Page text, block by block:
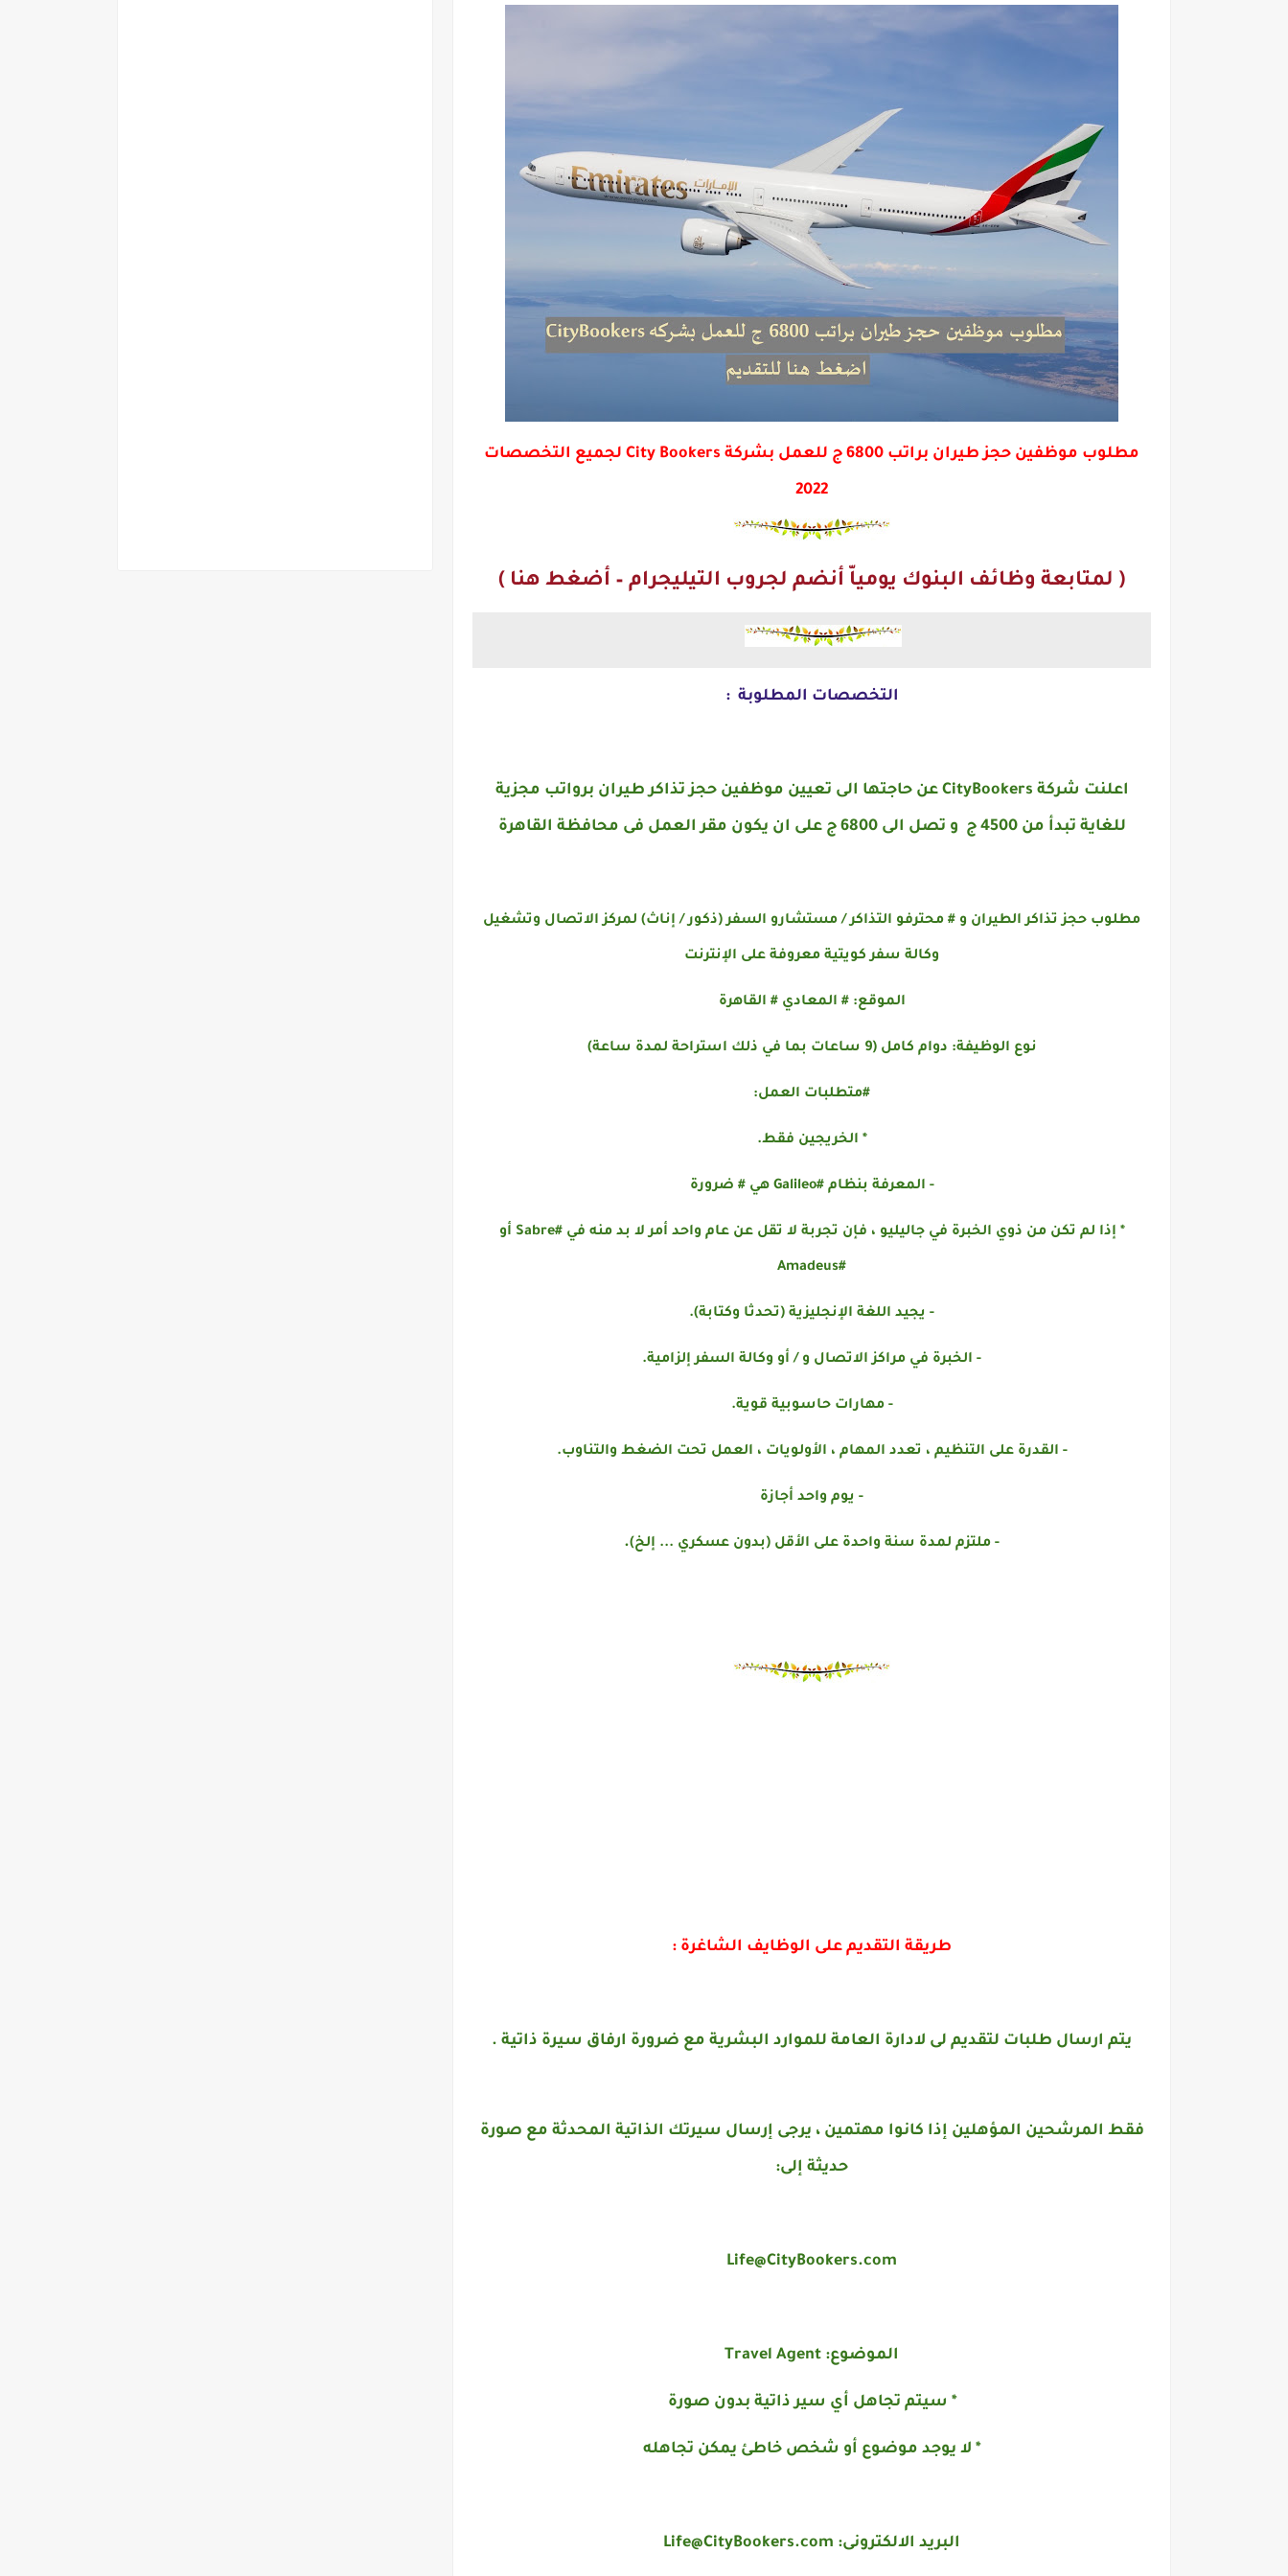
مطلوب موظفين حجز طيران براتب 6800 ج للعمل بشركة City Bookers لجميع التخصصات
2022
( لمتابعة وظائف البنوك يومياّ أنضم لجروب التيليجرام – أضغط هنا )
التخصصات المطلوبة :
اعلنت شركة CityBookers عن حاجتها الى تعيين موظفين حجز تذاكر طيران برواتب مجزية
للغاية تبدأ من 4500 ج و تصل الى 6800 ج على ان يكون مقر العمل فى محافظة القاهرة
مطلوب حجز تذاكر الطيران و # محترفو التذاكر / مستشارو السفر (ذكور / إناث) لمركز الاتصال وتشغيل
وكالة سفر كويتية معروفة على الإنترنت
الموقع: # المعادي # القاهرة
نوع الوظيفة: دوام كامل (9 ساعات بما في ذلك استراحة لمدة ساعة)
#متطلبات العمل:
* الخريجين فقط.
- المعرفة بنظام #Galileo هي # ضرورة
* إذا لم تكن من ذوي الخبرة في جاليليو ، فإن تجربة لا تقل عن عام واحد أمر لا بد منه في #Sabre أو
#Amadeus
- يجيد اللغة الإنجليزية (تحدثا وكتابة).
- الخبرة في مراكز الاتصال و / أو وكالة السفر إلزامية.
- مهارات حاسوبية قوية.
- القدرة على التنظيم ، تعدد المهام ، الأولويات ، العمل تحت الضغط والتناوب.
- يوم واحد أجازة
- ملتزم لمدة سنة واحدة على الأقل (بدون عسكري ... إلخ).
طريقة التقديم على الوظايف الشاغرة :
يتم ارسال طلبات لتقديم لى لادارة العامة للموارد البشرية مع ضرورة ارفاق سيرة ذاتية .
فقط المرشحين المؤهلين إذا كانوا مهتمين ، يرجى إرسال سيرتك الذاتية المحدثة مع صورة
حديثة إلى:
Life@CityBookers.com
الموضوع: Travel Agent
* سيتم تجاهل أي سير ذاتية بدون صورة
* لا يوجد موضوع أو شخص خاطئ يمكن تجاهله
البريد الالكترونى: Life@CityBookers.com